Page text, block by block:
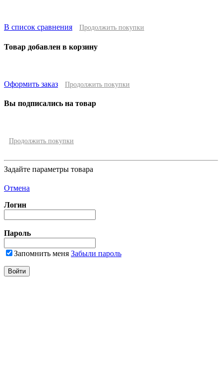
В список сравнения Продолжить покупки
Товар добавлен в корзину
Оформить заказ Продолжить покупки
Вы подписались на товар
Продолжить покупки
Задайте параметры товара
Отмена
Логин
Пароль
Запомнить меня Забыли пароль